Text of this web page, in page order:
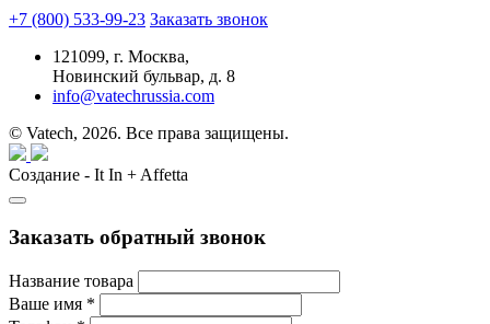
+7 (800) 533-99-23 Заказать звонок
121099, г. Москва,
Новинский бульвар, д. 8
info@vatechrussia.com
© Vatech, 2026. Все права защищены.
Создание - It In + Affetta
Заказать обратный звонок
Название товара
Ваше имя *